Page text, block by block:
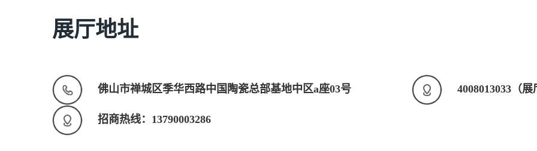
展厅地址
佛山市禅城区季华西路中国陶瓷总部基地中区a座03号 4008013033（展
招商热线：13790003286